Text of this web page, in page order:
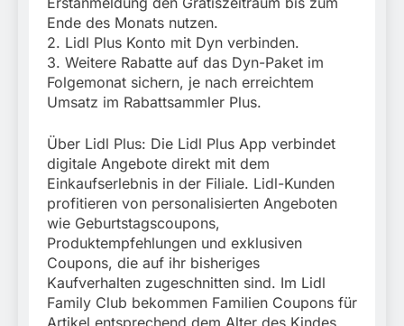
Ende des Monats nutzen.
2. Lidl Plus Konto mit Dyn verbinden.
3. Weitere Rabatte auf das Dyn-Paket im
Folgemonat sichern, je nach erreichtem
Umsatz im Rabattsammler Plus.
Über Lidl Plus: Die Lidl Plus App verbindet
digitale Angebote direkt mit dem
Einkaufserlebnis in der Filiale. Lidl-Kunden
profitieren von personalisierten Angeboten
wie Geburtstagscoupons,
Produktempfehlungen und exklusiven
Coupons, die auf ihr bisheriges
Kaufverhalten zugeschnitten sind. Im Lidl
Family Club bekommen Familien Coupons für